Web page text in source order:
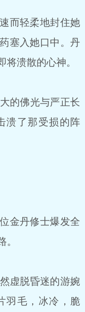
而轻柔地封住她
塞入她口中。丹
溃散的心神。
的佛光与严正长
溃了那受损的阵
金丹修士爆发全
虚脱昏迷的游婉
羽毛，冰冷，脆